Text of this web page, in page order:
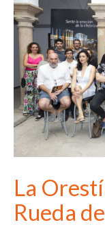
La
Rueda